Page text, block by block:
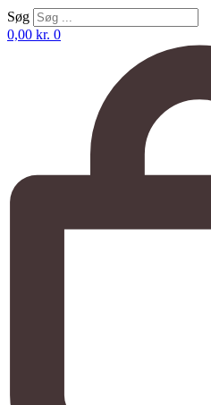
Søg
0,00 kr. 0